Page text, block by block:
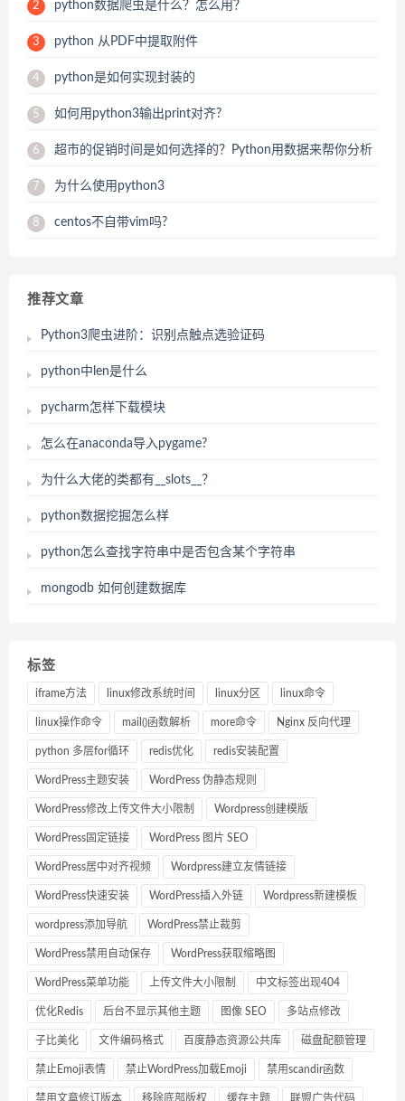
2 python数据爬虫是什么？怎么用？
3 python 从PDF中提取附件
4 python是如何实现封装的
5 如何用python3输出print对齐?
6 超市的促销时间是如何选择的？Python用数据来帮你分析
7 为什么使用python3
8 centos不自带vim吗?
推荐文章
Python3爬虫进阶：识别点触点选验证码
python中len是什么
pycharm怎样下载模块
怎么在anaconda导入pygame?
为什么大佬的类都有__slots__？
python数据挖掘怎么样
python怎么查找字符串中是否包含某个字符串
mongodb 如何创建数据库
标签
iframe方法 linux修改系统时间 linux分区 linux命令
linux操作命令 mail()函数解析 more命令 Nginx 反向代理
python 多层for循环 redis优化 redis安装配置
WordPress主题安装 WordPress 伪静态规则
WordPress修改上传文件大小限制 Wordpress创建模版
WordPress固定链接 WordPress 图片 SEO
WordPress居中对齐视频 Wordpress建立友情链接
WordPress快速安装 WordPress插入外链 Wordpress新建模板
wordpress添加导航 WordPress禁止裁剪
WordPress禁用自动保存 WordPress获取缩略图
WordPress菜单功能 上传文件大小限制 中文标签出现404
优化Redis 后台不显示其他主题 图像 SEO 多站点修改
子比美化 文件编码格式 百度静态资源公共库 磁盘配额管理
禁止Emoji表情 禁止WordPress加载Emoji 禁用scandir函数
禁用文章修订版本 移除底部版权 缓存主题 联盟广告代码